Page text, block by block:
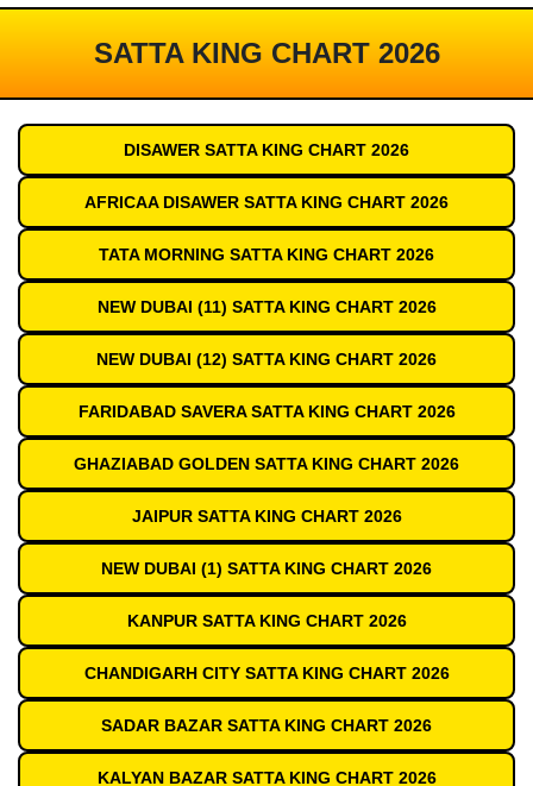
SATTA KING CHART 2026
DISAWER SATTA KING CHART 2026
AFRICAA DISAWER SATTA KING CHART 2026
TATA MORNING SATTA KING CHART 2026
NEW DUBAI (11) SATTA KING CHART 2026
NEW DUBAI (12) SATTA KING CHART 2026
FARIDABAD SAVERA SATTA KING CHART 2026
GHAZIABAD GOLDEN SATTA KING CHART 2026
JAIPUR SATTA KING CHART 2026
NEW DUBAI (1) SATTA KING CHART 2026
KANPUR SATTA KING CHART 2026
CHANDIGARH CITY SATTA KING CHART 2026
SADAR BAZAR SATTA KING CHART 2026
KALYAN BAZAR SATTA KING CHART 2026